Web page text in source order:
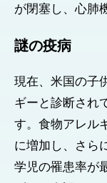
が閉塞し、心肺
謎の疫病
現在、米国の子
ギーと診断され
す。食物アレル
に増加し、さら
学児の罹患率が